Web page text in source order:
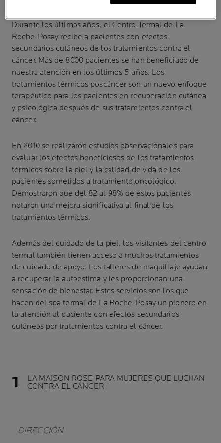
Durante los últimos años, el Centro Termal de La
Roche-Posay recibe a pacientes con efectos
secundarios cutáneos de los tratamientos contra el
cáncer. Más de 8000 pacientes se han beneficiado de
nuestra atención en los últimos 5 años. Los
tratamientos térmicos poscáncer son un nuevo enfoque
terapéutico para los pacientes en recuperación cutánea
y psicológica después de sus tratamientos contra el
cáncer.
En 2010 se realizaron estudios observacionales para
evaluar los efectos beneficiosos de los tratamientos
térmicos sobre la piel y la calidad de vida de los
pacientes sometidos a tratamiento oncológico.
Demostraron que del 82 al 98% de estos pacientes
notaron una mejora significativa al final de los
tratamientos térmicos.
Además del cuidado de la piel, los visitantes del centro
termal también tienen acceso a muchos tratamientos
de cuidado de apoyo: Los talleres de maquillaje ayudan
a recuperar la autoestima y les proporcionan una
sensación de bienestar. Estos servicios son los que
hacen del spa termal de La Roche-Posay un pionero en
la atención al paciente con efectos secundarios
cutáneos por tratamientos contra el cáncer.
LA MAISON ROSE PARA MUJERES QUE LUCHAN
CONTRA EL CÁNCER
DIRECCIÓN